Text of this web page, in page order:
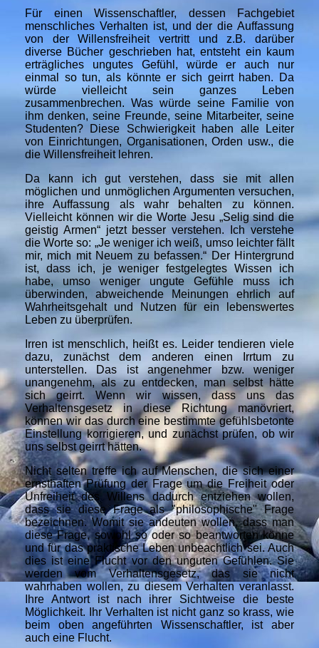
Für einen Wissenschaftler, dessen Fachgebiet
menschliches Verhalten ist, und der die Auffassung
von der Willensfreiheit vertritt und z.B. darüber
diverse Bücher geschrieben hat, entsteht ein kaum
erträgliches ungutes Gefühl, würde er auch nur
einmal so tun, als könnte er sich geirrt haben. Da
würde vielleicht sein ganzes Leben
zusammenbrechen. Was würde seine Familie von
ihm denken, seine Freunde, seine Mitarbeiter, seine
Studenten? Diese Schwierigkeit haben alle Leiter
von Einrichtungen, Organisationen, Orden usw., die
die Willensfreiheit lehren.
Da kann ich gut verstehen, dass sie mit allen
möglichen und unmöglichen Argumenten versuchen,
ihre Auffassung als wahr behalten zu können.
Vielleicht können wir die Worte Jesu „Selig sind die
geistig Armen“ jetzt besser verstehen. Ich verstehe
die Worte so: „Je weniger ich weiß, umso leichter fällt
mir, mich mit Neuem zu befassen.“ Der Hintergrund
ist, dass ich, je weniger festgelegtes Wissen ich
habe, umso weniger ungute Gefühle muss ich
überwinden, abweichende Meinungen ehrlich auf
Wahrheitsgehalt und Nutzen für ein lebenswertes
Leben zu überprüfen.
Irren ist menschlich, heißt es. Leider tendieren viele
dazu, zunächst dem anderen einen Irrtum zu
unterstellen. Das ist angenehmer bzw. weniger
unangenehm, als zu entdecken, man selbst hätte
sich geirrt. Wenn wir wissen, dass uns das
Verhaltensgesetz in diese Richtung manövriert,
können wir das durch eine bestimmte gefühlsbetonte
Einstellung korrigieren, und zunächst prüfen, ob wir
uns selbst geirrt hätten.
Nicht selten treffe ich auf Menschen, die sich einer
ernsthaften Prüfung der Frage um die Freiheit oder
Unfreiheit des Willens dadurch entziehen wollen,
dass sie diese Frage als "philosophische" Frage
bezeichnen. Womit sie andeuten wollen, dass man
diese Frage, sowohl so oder so beantworten könne
und für das praktische Leben unbeachtlich sei. Auch
dies ist eine Flucht vor den unguten Gefühlen. Sie
werden vom Verhaltensgesetz, das sie nicht
wahrhaben wollen, zu diesem Verhalten veranlasst.
Ihre Antwort ist nach ihrer Sichtweise die beste
Möglichkeit. Ihr Verhalten ist nicht ganz so krass, wie
beim oben angeführten Wissenschaftler, ist aber
auch eine Flucht.